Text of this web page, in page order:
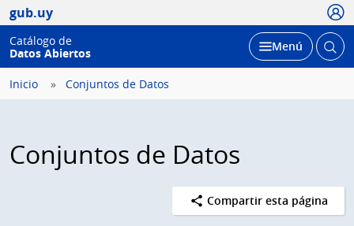
gub.uy
Catálogo de
Datos Abiertos
Desplegar
Menú Abrir
Inicio Conjuntos de Datos
Conjuntos de Datos
Compartir esta página